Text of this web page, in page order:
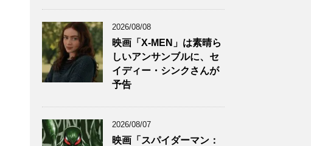
2026/08/08
映画「X-MEN」は素晴ら
しいアンサンブルに、セ
イディー・シンクさんが
予告
2026/08/07
映画「スパイダーマン：